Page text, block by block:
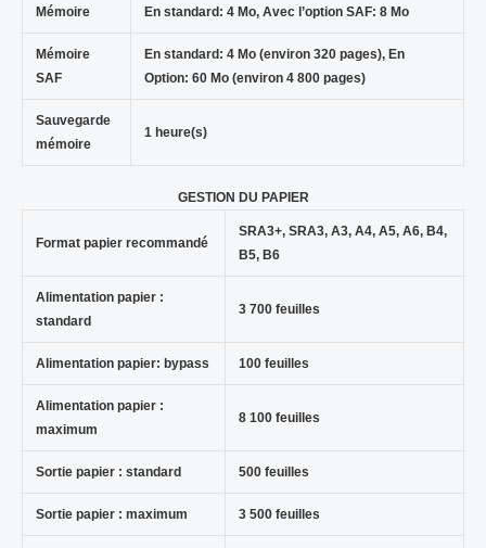
Mémoire En standard: 4 Mo, Avec l’option SAF: 8 Mo
Mémoire
SAF
En standard: 4 Mo (environ 320 pages), En
Option: 60 Mo (environ 4 800 pages)
Sauvegarde
mémoire
1 heure(s)
GESTION DU PAPIER
Format papier recommandé
SRA3+, SRA3, A3, A4, A5, A6, B4,
B5, B6
Alimentation papier :
standard
3 700 feuilles
Alimentation papier: bypass 100 feuilles
Alimentation papier :
maximum
8 100 feuilles
Sortie papier : standard 500 feuilles
Sortie papier : maximum 3 500 feuilles